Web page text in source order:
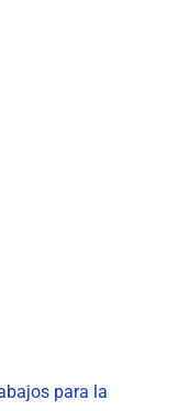
para la